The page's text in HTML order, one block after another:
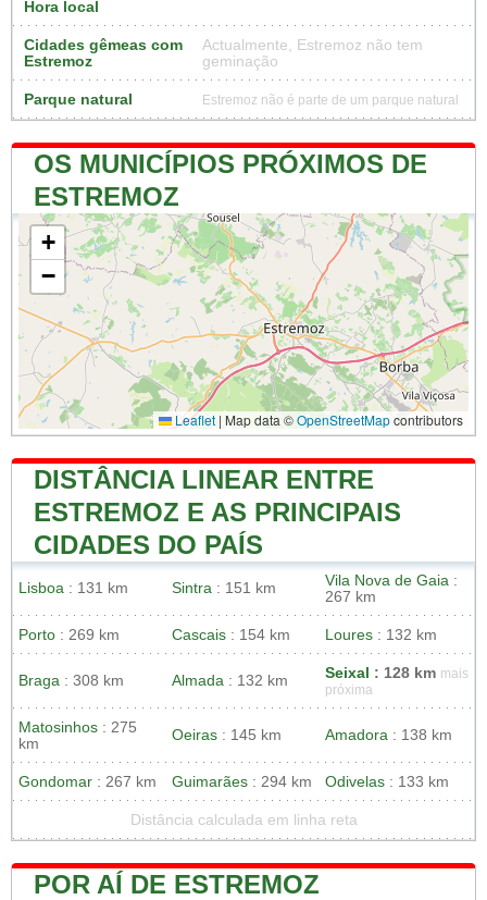
Hora local
Cidades gêmeas com
Estremoz
Actualmente, Estremoz não tem
geminação
Parque natural Estremoz não é parte de um parque natural
OS MUNICÍPIOS PRÓXIMOS DE
ESTREMOZ
+
−
Leaflet | Map data ©OpenStreetMapcontributors
DISTÂNCIA LINEAR ENTRE
ESTREMOZ E AS PRINCIPAIS
CIDADES DO PAÍS
Lisboa : 131 km Sintra : 151 km Vila Nova de Gaia :
267 km
Porto : 269 km Cascais : 154 km Loures : 132 km
Braga : 308 km Almada : 132 km Seixal : 128 km mais
próxima
Matosinhos : 275
km
Oeiras : 145 km Amadora : 138 km
Gondomar : 267 km Guimarães : 294 km Odivelas : 133 km
Distância calculada em linha reta
POR AÍ DE ESTREMOZ